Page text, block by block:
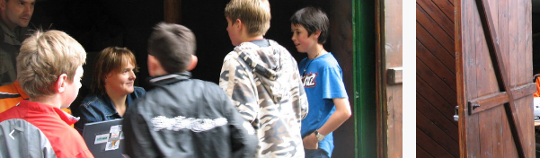
Premiere für den HSV
Villach